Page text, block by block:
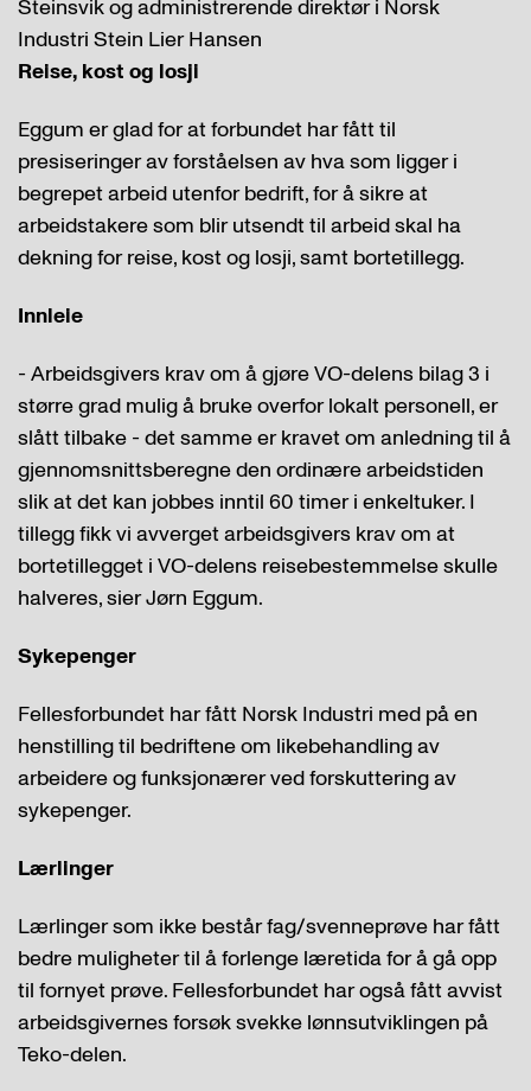
Reise, kost og losji
Eggum er glad for at forbundet har fått til
presiseringer av forståelsen av hva som ligger i
begrepet arbeid utenfor bedrift, for å sikre at
arbeidstakere som blir utsendt til arbeid skal ha
dekning for reise, kost og losji, samt bortetillegg.
Innleie
- Arbeidsgivers krav om å gjøre VO-delens bilag 3 i
større grad mulig å bruke overfor lokalt personell, er
slått tilbake - det samme er kravet om anledning til å
gjennomsnittsberegne den ordinære arbeidstiden
slik at det kan jobbes inntil 60 timer i enkeltuker. I
tillegg fikk vi avverget arbeidsgivers krav om at
bortetillegget i VO-delens reisebestemmelse skulle
halveres, sier Jørn Eggum.
Sykepenger
Fellesforbundet har fått Norsk Industri med på en
henstilling til bedriftene om likebehandling av
arbeidere og funksjonærer ved forskuttering av
sykepenger.
Lærlinger
Lærlinger som ikke består fag/svenneprøve har fått
bedre muligheter til å forlenge læretida for å gå opp
til fornyet prøve. Fellesforbundet har også fått avvist
arbeidsgivernes forsøk svekke lønnsutviklingen på
Teko-delen.